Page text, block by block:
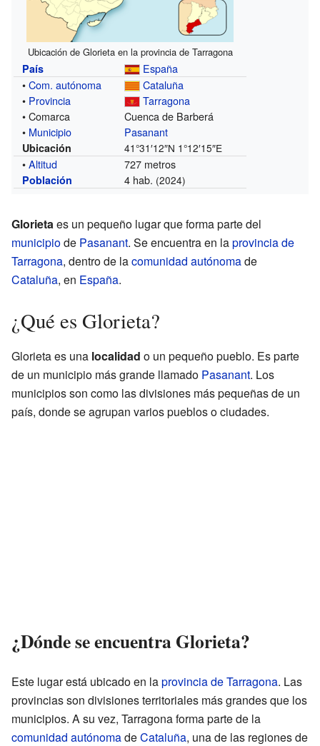
Ubicación de Glorieta en la provincia de Tarragona
País
España
•Com. autónoma
Cataluña
• Provincia
Tarragona
• Comarca
Cuenca de Barberá
• Municipio Pasanant
Ubicación 41°31′12″N 1°12′15″E
•Altitud 727 metros
Población 4 hab. (2024)
Glorietaes un pequeño lugar que forma parte del
municipiode Pasanant. Se encuentra en laprovincia de
Tarragona, dentro de lacomunidad autónomade
Cataluña, en España.
¿Qué es Glorieta?
Glorieta es una localidad o un pequeño pueblo. Es parte
de un municipio más grande llamado Pasanant. Los
municipios son como las divisiones más pequeñas de un
país, donde se agrupan varios pueblos o ciudades.
¿Dónde se encuentra Glorieta?
Este lugar está ubicado en laprovincia de Tarragona. Las
provincias son divisiones territoriales más grandes que los
municipios. A su vez, Tarragona forma parte de la
comunidad autónomadeCataluña, una de las regiones de